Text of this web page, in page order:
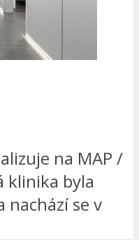
na MAP /
klinika byla
nachází se v